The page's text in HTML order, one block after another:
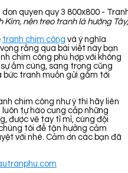
Kim, nên treo tranh là hướng
tranh chim công và ý nghĩa
rằng qua bài viết này bạn
chim công phù hợp với không
ấm cúng, sang trọng cũng
bức tranh muốn gửi gắm tới
chim công như ý thì hãy liên
tự hào cung cấp những
được vẽ tay tỉ mỉ, cùng đội
tôi để tận hưởng cảm
vời nhé. Cảm ơn các bạn đã